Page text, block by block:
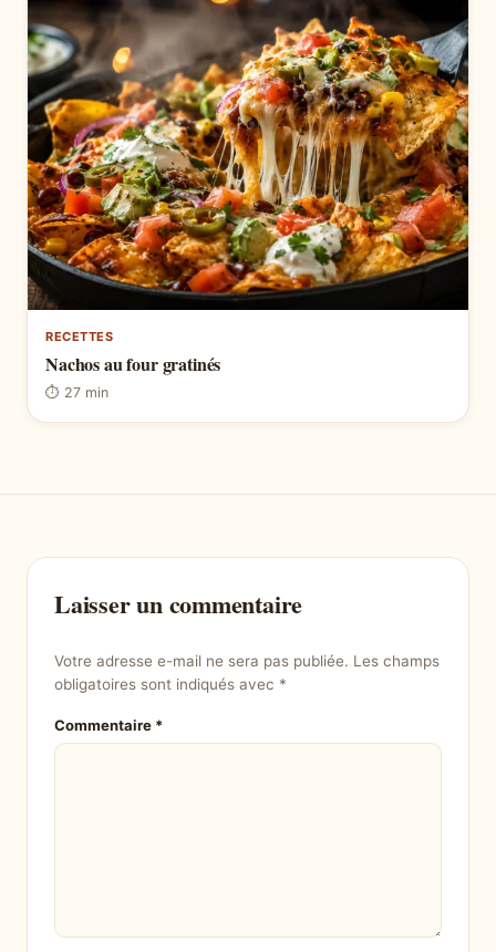
RECETTES
Nachos au four gratinés
⏱ 27 min
Laisser un commentaire
Votre adresse e-mail ne sera pas publiée. Les champs
obligatoires sont indiqués avec *
Commentaire *